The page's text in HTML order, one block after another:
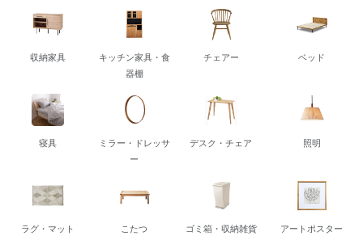
収納家具
キッチン家具・食
器棚
チェアー ベッド
寝具
ミラー・ドレッサ
ー
デスク・チェア 照明
ラグ・マット こたつ ゴミ箱・収納雑貨 アートポスター